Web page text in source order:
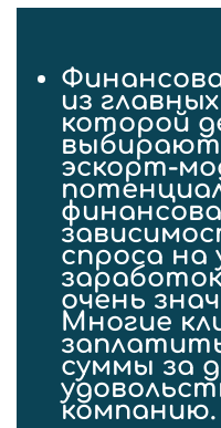
из
которой
выбирают
эскорт-
спроса на
очень
Многие
суммы за
компанию.